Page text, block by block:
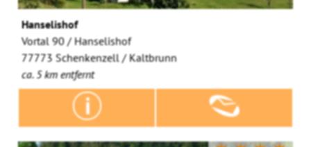
Hanselishof
Vortal 90 / Hanselishof
77773 Schenkenzell / Kaltbrunn
ca. 5 km entfernt